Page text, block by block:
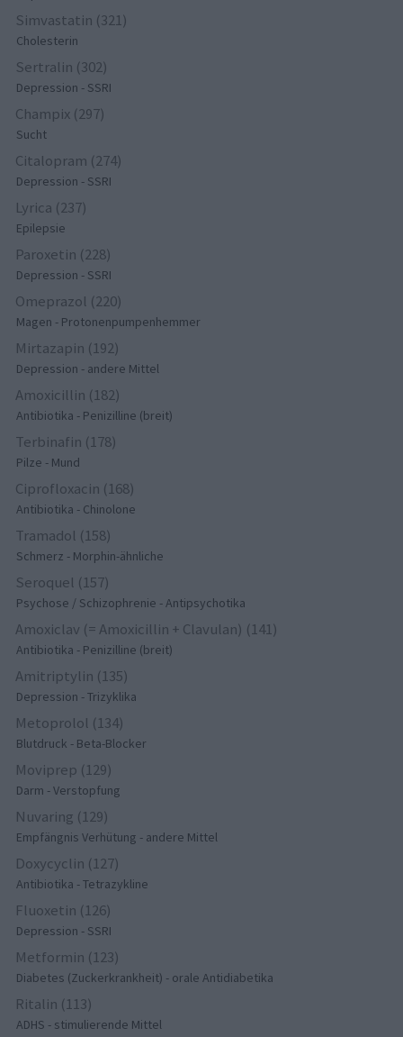
Simvastatin (321)
Cholesterin
Sertralin (302)
Depression - SSRI
Champix (297)
Sucht
Citalopram (274)
Depression - SSRI
Lyrica (237)
Epilepsie
Paroxetin (228)
Depression - SSRI
Omeprazol (220)
Magen - Protonenpumpenhemmer
Mirtazapin (192)
Depression - andere Mittel
Amoxicillin (182)
Antibiotika - Penizilline (breit)
Terbinafin (178)
Pilze - Mund
Ciprofloxacin (168)
Antibiotika - Chinolone
Tramadol (158)
Schmerz - Morphin-ähnliche
Seroquel (157)
Psychose / Schizophrenie - Antipsychotika
Amoxiclav (= Amoxicillin + Clavulan) (141)
Antibiotika - Penizilline (breit)
Amitriptylin (135)
Depression - Trizyklika
Metoprolol (134)
Blutdruck - Beta-Blocker
Moviprep (129)
Darm - Verstopfung
Nuvaring (129)
Empfängnis Verhütung - andere Mittel
Doxycyclin (127)
Antibiotika - Tetrazykline
Fluoxetin (126)
Depression - SSRI
Metformin (123)
Diabetes (Zuckerkrankheit) - orale Antidiabetika
Ritalin (113)
ADHS - stimulierende Mittel